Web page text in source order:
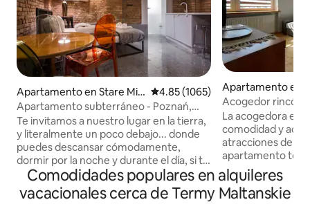
Apartamento en Stare Mia
sto
Calificación promedio: 4.85 de 5,
4.85 (1065)
Apartamento subterráneo - Poznań,
casco antiguo
Te invitamos a nuestro lugar en la tierra,
y literalmente un poco debajo... donde
puedes descansar cómodamente,
dormir por la noche y durante el día, si te
apetece. Ofrecemos un apartamento
cómodo, un interior único, un baño
relajante, una cómoda cama
Apartamento en
Acogedor rincón
La acogedora
comodidad y acceso a las principales
atracciones de la
apartamento
un lugar
una casa
independiente
Comodidades populares en alquileres
vacacionales cerca de Termy Maltanskie